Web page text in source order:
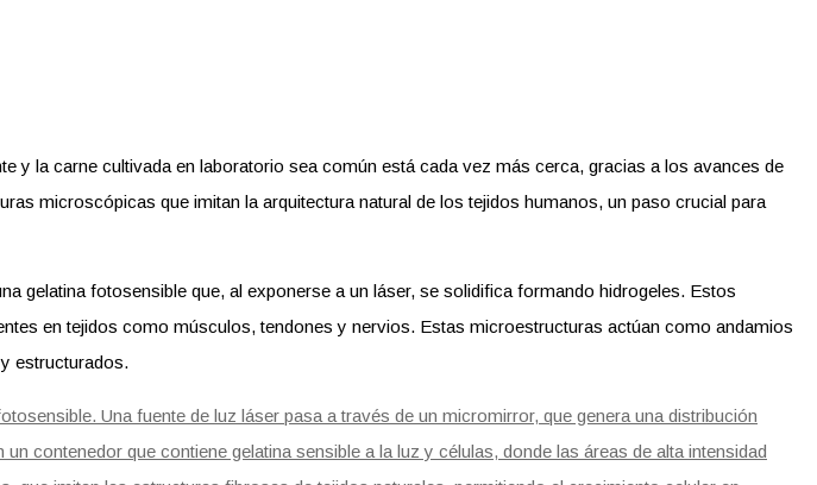
y la carne cultivada en laboratorio sea común está cada vez más cerca, gracias a los avances de
microscópicas que imitan la arquitectura natural de los tejidos humanos, un paso crucial para
gelatina fotosensible que, al exponerse a un láser, se solidifica formando hidrogeles. Estos
en tejidos como músculos, tendones y nervios. Estas microestructuras actúan como andamios
estructurados.